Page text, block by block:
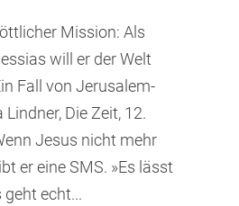
Mission: Als
will er der Welt
Fall von Jerusalem­
Die Zeit, 12.
Jesus nicht mehr
er eine SMS. »Es lässt
geht echt...